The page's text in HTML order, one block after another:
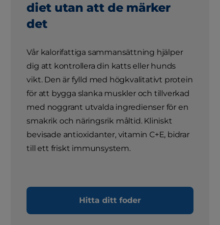
diet utan att de märker
det
Vår kalorifattiga sammansättning hjälper
dig att kontrollera din katts eller hunds
vikt. Den är fylld med högkvalitativt protein
för att bygga slanka muskler och tillverkad
med noggrant utvalda ingredienser för en
smakrik och näringsrik måltid. Kliniskt
bevisade antioxidanter, vitamin C+E, bidrar
till ett friskt immunsystem.
Hitta ditt foder